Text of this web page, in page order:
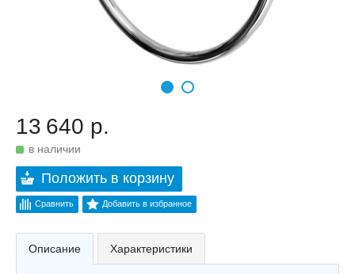
13 640 р.
в наличии
Положить в корзину
Сравнить Добавить в избранное
Описание Характеристики